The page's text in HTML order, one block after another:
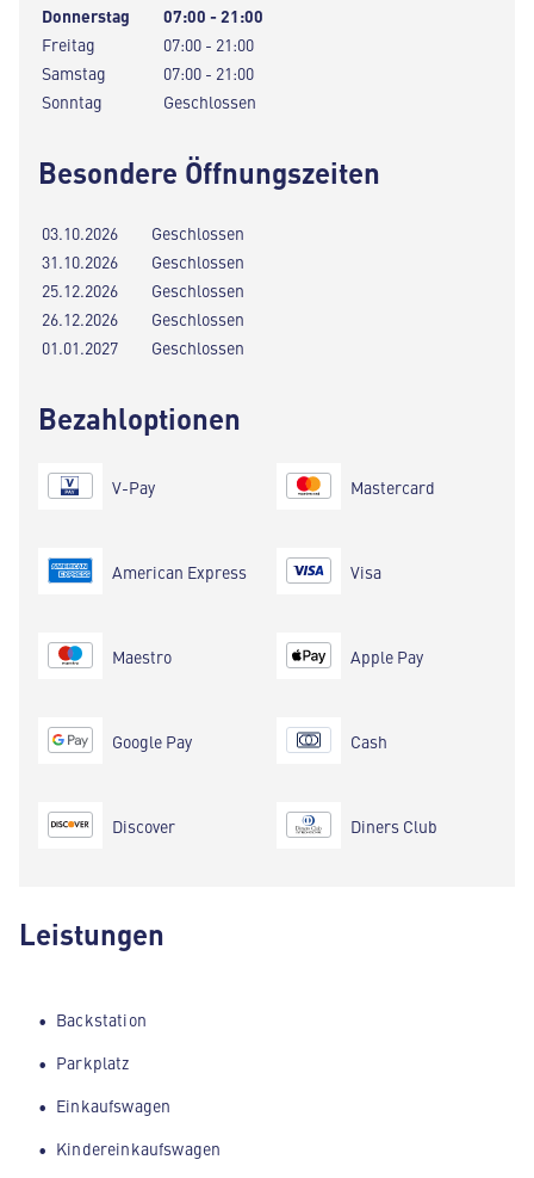
Donnerstag
07:00 - 21:00
Freitag
07:00 - 21:00
Samstag
07:00 - 21:00
Sonntag
Geschlossen
Besondere Öffnungszeiten
03.10.2026
Geschlossen
31.10.2026
Geschlossen
25.12.2026
Geschlossen
26.12.2026
Geschlossen
01.01.2027
Geschlossen
Bezahloptionen
V-Pay
American Express
Maestro
Google Pay
Discover
Mastercard
Visa
Apple Pay
Cash
Diners Club
Leistungen
Backstation
Parkplatz
Einkaufswagen
Kindereinkaufswagen